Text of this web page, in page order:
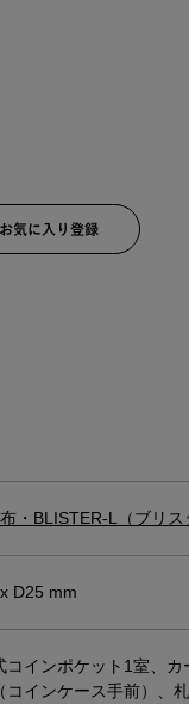
・BLISTER-L（ブリ
D25 mm
コインポケット1室、
コインケース手前）、